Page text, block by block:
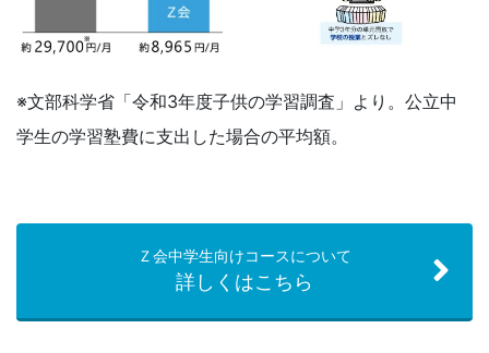
※文部科学省「令和3年度子供の学習調査」より。公立中
学生の学習塾費に支出した場合の平均額。
Ｚ会中学生向けコースについて
詳しくはこちら